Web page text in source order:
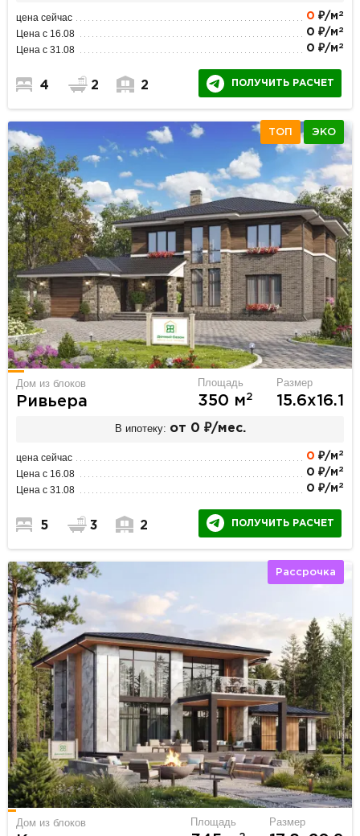
цена сейчас 0 ₽/м 2
Цена с 16.08 0 ₽/м 2
Цена с 31.08 0 ₽/м 2
4 2 2 ПОЛУЧИТЬ РАСЧЕТ
ТОП ЭКО
Дом из блоков
Ривьера
Площадь
350 м2
Размер
15.6х16.1
В ипотеку: от 0 ₽/мес.
цена сейчас 0 ₽/м 2
Цена с 16.08 0 ₽/м 2
Цена с 31.08 0 ₽/м 2
5 3 2 ПОЛУЧИТЬ РАСЧЕТ
Рассрочка
Дом из блоков Площадь Размер